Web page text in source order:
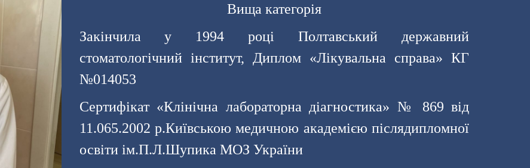
Вища категорія
Закінчила у 1994 році Полтавський державний
стоматологічний інститут, Диплом «Лікувальна справа» КГ
№014053
Сертифікат «Клінічна лабораторна діагностика» № 869 від
11.065.2002 р.Київською медичною академією післядипломної
освіти ім.П.Л.Шупика МОЗ України